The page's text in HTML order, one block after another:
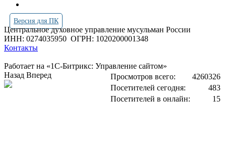
Версия для ПК
Центральное духовное управление мусульман России
ИНН: 0274035950 ОГРН: 1020200001348
Контакты
Работает на «1С-Битрикс: Управление сайтом»
Просмотров всего:
4260326
Посетителей сегодня:
483
Посетителей в онлайн:
15
Назад Вперед